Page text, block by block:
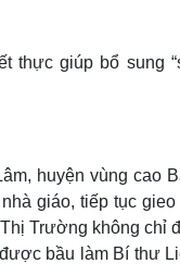
Thế
đình
Sân
Văn học
Âm nhạc
Di sản
thực giúp bổ
huyện vùng
giáo, tiếp tục
Trường không chỉ
bầu làm Bí thư